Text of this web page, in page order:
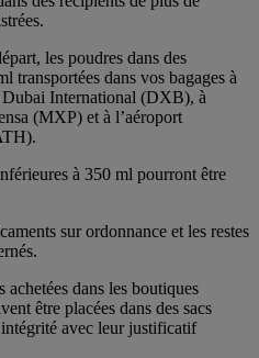
les poudres dans des
transportées dans vos bagages à
Dubai International (DXB), à
(MXP) et à l’aéroport
à 350 ml pourront être
sur ordonnance et les restes
achetées dans les boutiques
être placées dans des sacs
avec leur justificatif